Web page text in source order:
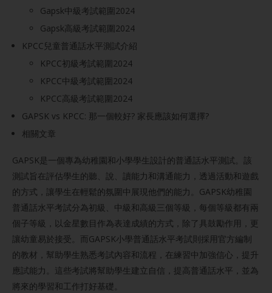
Gapsk中級考試範圍2024
Gapsk高級考試範圍2024
KPCC兒童普通話水平測試介紹
KPCC初級考試範圍2024
KPCC中級考試範圍2024
KPCC高級考試範圍2024
GAPSK vs KPCC: 那一個較好? 家長應該如何選擇?
相關文章
GAPSK是一個專為幼稚園和小學學生設計的普通話水平測試。該
測試旨在評估學生的聽、說、讀能力和溝通能力，透過活動和遊戲
的方式，讓學生在輕鬆的氛圍中展現他們的能力。GAPSK幼稚園
普通話水平考試分為初級、中級和高級三個等級，每個等級都有兩
個子等級，以金星數目作為表達成績的方式，除了具鼓勵作用，更
讓幼童易於接受。而GAPSK小學普通話水平考試則採用官方編制
的教材，幫助學生熟悉考試內容和流程，在練習中加強信心，提升
應試能力。這些考試將幫助學生建立自信，提高普通話水平，並為
將來的學習和工作打好基礎。